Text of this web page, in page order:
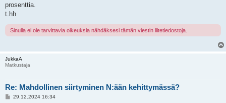
prosenttia.
t.hh
Sinulla ei ole tarvittavia oikeuksia nähdäksesi tämän viestin liitetiedostoja.
JukkaA
Matkustaja
Re: Mahdollinen siirtyminen N:ään kehittymässä?
V29.12.2024 16:34